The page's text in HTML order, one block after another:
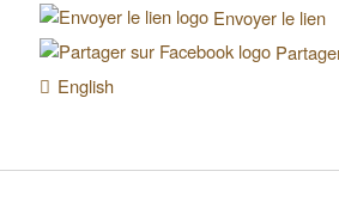
Envoyer le lien
English